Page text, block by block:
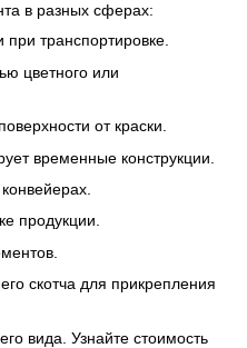
в разных сферах:
транспортировке.
цветного или
от краски.
временные конструкции.
продукции.
скотча для прикрепления
вида. Узнайте стоимость